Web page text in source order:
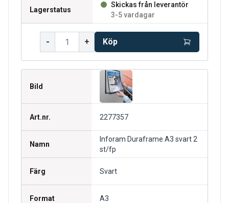
Lagerstatus
Skickas från leverantör
3-5 vardagar
- + Köp
Bild
Art.nr. 2277357
Namn
Inforam Duraframe A3 svart 2
st/fp
Färg Svart
Format A3